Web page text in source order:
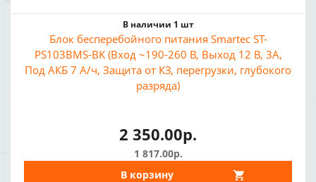
В наличии 1 шт
Блок бесперебойного питания Smartec ST-
PS103BMS-BK (Вход ~190-260 В, Выход 12 В, 3A,
Под АКБ 7 А/ч, Защита от КЗ, перегрузки, глубокого
разряда)
2 350.00р.
1 817.00р.
В корзину